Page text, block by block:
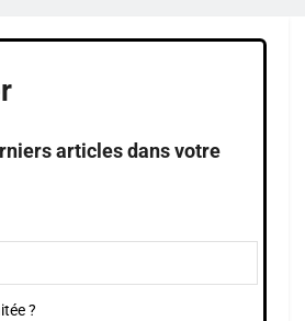
articles dans votre
?